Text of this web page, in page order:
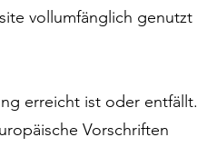
vollumfänglich genutzt
erreicht ist oder entfällt.
Vorschriften